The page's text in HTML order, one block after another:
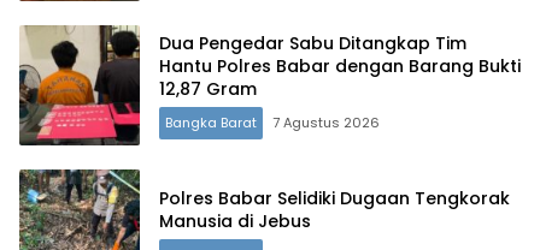
Dua Pengedar Sabu Ditangkap Tim
Hantu Polres Babar dengan Barang Bukti
12,87 Gram
Bangka Barat 7 Agustus 2026
Polres Babar Selidiki Dugaan Tengkorak
Manusia di Jebus